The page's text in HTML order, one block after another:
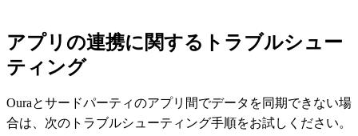
アプリの連携に関するトラブルシュー
ティング
Ouraとサードパーティのアプリ間でデータを同期できない場
合は、次のトラブルシューティング手順をお試しください。